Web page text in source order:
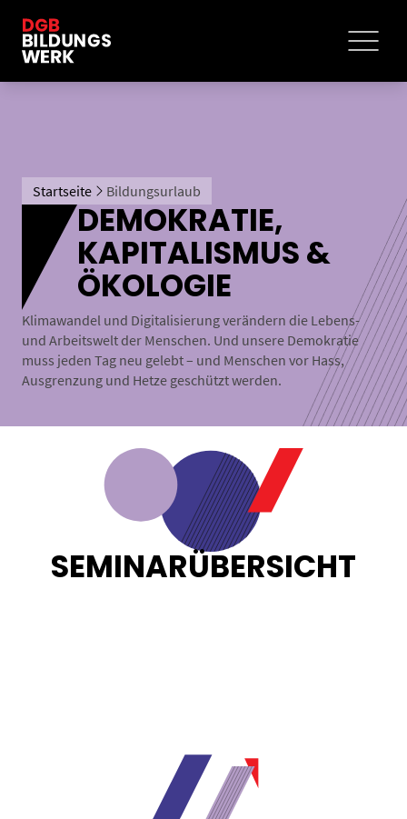
Startseite Bildungsurlaub
DEMOKRATIE,
KAPITALISMUS &
ÖKOLOGIE
Klimawandel und Digitalisierung verändern die Lebens-
und Arbeitswelt der Menschen. Und unsere Demokratie
muss jeden Tag neu gelebt – und Menschen vor Hass,
Ausgrenzung und Hetze geschützt werden.
SEMINARÜBERSICHT